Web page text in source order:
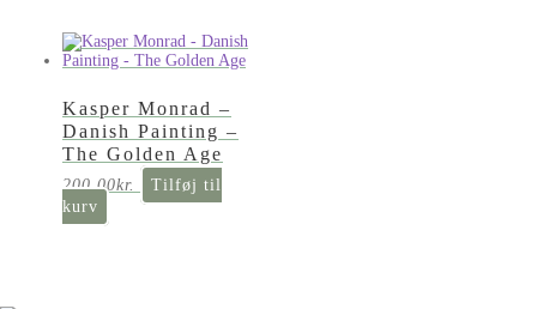
Kasper Monrad –
Danish Painting –
The Golden Age
200,00kr.
Tilføj til
kurv